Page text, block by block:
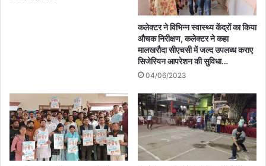
कलेक्टर ने विभिन्न स्वास्थ्य केंद्रों का किया
औचक निरीक्षण, कलेक्टर ने कहा
मालखरौदा सीएचसी में जल्द उपलब्ध कराए
सिजेरियन आपरेशन की सुविधा…
04/06/2023